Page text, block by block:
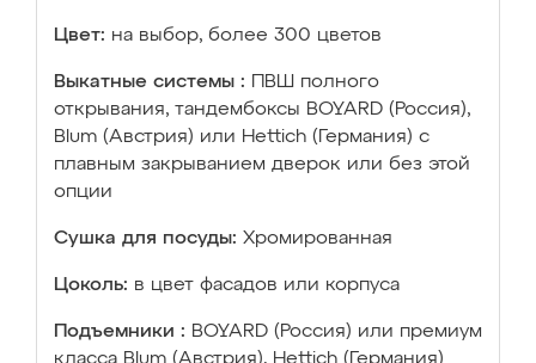
Цвет: на выбор, более 300 цветов
Выкатные системы :
ПВШ полного
открывания, тандембоксы BOYARD (Россия),
Blum (Австрия) или Hettich (Германия) с
плавным закрыванием дверок или без этой
опции
Сушка для посуды: Хромированная
Цоколь: в цвет фасадов или корпуса
Подъемники : BOYARD (Россия) или премиум